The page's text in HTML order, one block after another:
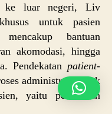
ke luar negeri, Liv
untuk pasien
bantuan
akomodasi, hingga
Pendekatan patient-
administratif tidak
yaitu pemulihan